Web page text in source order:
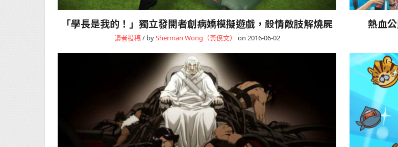
「學長是我的！」獨立發開者創病嬌模擬遊戲，殺情敵肢解燒屍
讀者投稿/ bySherman Wong（黃億文） on 2016-06-02
熱血